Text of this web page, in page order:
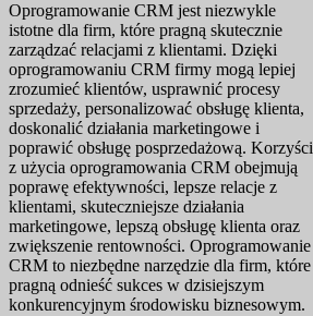
Oprogramowanie CRM jest niezwykle
istotne dla firm, które pragną skutecznie
zarządzać relacjami z klientami. Dzięki
oprogramowaniu CRM firmy mogą lepiej
zrozumieć klientów, usprawnić procesy
sprzedaży, personalizować obsługę klienta,
doskonalić działania marketingowe i
poprawić obsługę posprzedażową. Korzyści
z użycia oprogramowania CRM obejmują
poprawę efektywności, lepsze relacje z
klientami, skuteczniejsze działania
marketingowe, lepszą obsługę klienta oraz
zwiększenie rentowności. Oprogramowanie
CRM to niezbędne narzędzie dla firm, które
pragną odnieść sukces w dzisiejszym
konkurencyjnym środowisku biznesowym.